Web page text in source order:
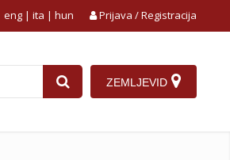
Prijava / Registracija
eng | ita | hun
ZEMLJEVID